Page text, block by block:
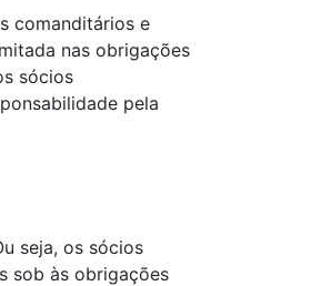
comanditários e
nas obrigações
sócios
pela
seja, os sócios
sob às obrigações